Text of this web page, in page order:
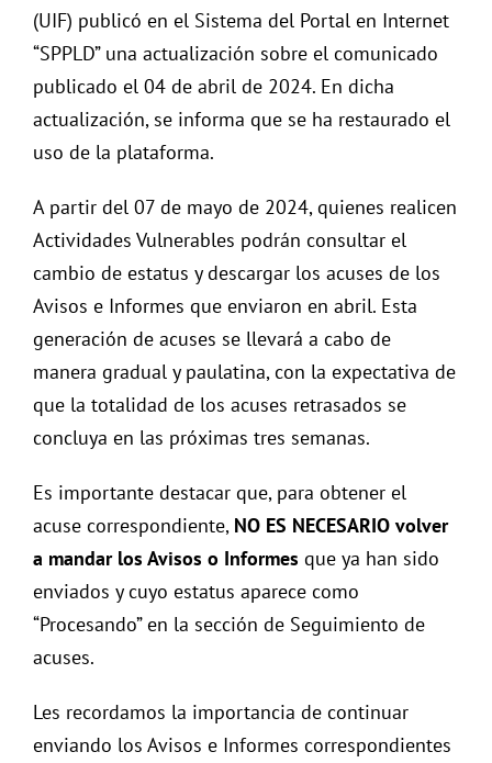
(UIF) publicó en el Sistema del Portal en Internet
“SPPLD” una actualización sobre el comunicado
publicado el 04 de abril de 2024. En dicha
actualización, se informa que se ha restaurado el
uso de la plataforma.
A partir del 07 de mayo de 2024, quienes realicen
Actividades Vulnerables podrán consultar el
cambio de estatus y descargar los acuses de los
Avisos e Informes que enviaron en abril. Esta
generación de acuses se llevará a cabo de
manera gradual y paulatina, con la expectativa de
que la totalidad de los acuses retrasados se
concluya en las próximas tres semanas.
Es importante destacar que, para obtener el
acuse correspondiente, NO ES NECESARIO volver
a mandar los Avisos o Informes que ya han sido
enviados y cuyo estatus aparece como
“Procesando” en la sección de Seguimiento de
acuses.
Les recordamos la importancia de continuar
enviando los Avisos e Informes correspondientes